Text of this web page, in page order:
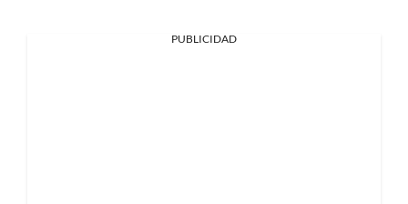
PUBLICIDAD